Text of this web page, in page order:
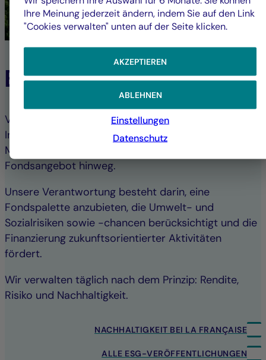
ESG-Engagement
Verantwortungsbewusstes und nachhaltiges
Investieren ist ein integraler Bestandteil unserer
Managementprozesse über das gesamte
Fondsangebot hinweg.
Unsere Verantwortung besteht darin, eine
Fondspalette anzubieten, die Umwelt- und
Sozialrisiken sowie -chancen berücksichtigt und die
Finanzierung zukunftsorientierter Aktivitäten
fördert.
Wir verwalten täglich nach dem Prinzip: Rendite,
Risiko und Nachhaltigkeit.
NACHHALTIGKEIT BEI LA FRANÇAISE
ALLE ESG-VERÖFFENTLICHUNGEN
Ihre Meinung jederzeit ändern, indem Sie auf den Link
"Cookies verwalten" unten auf der Seite klicken.
AKZEPTIEREN
ABLEHNEN
Einstellungen
Datenschutz